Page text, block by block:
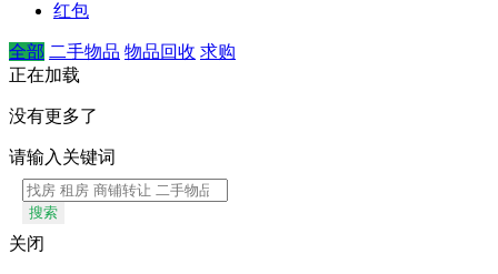
红包
全部 二手物品 物品回收 求购
正在加载
没有更多了
请输入关键词
搜索
关闭